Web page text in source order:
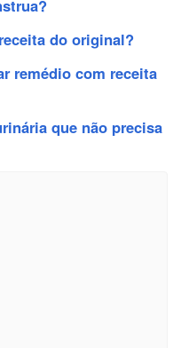
do original?
remédio com receita
que não precisa